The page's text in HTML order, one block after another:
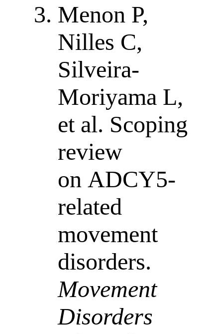
Menon P,
Nilles C,
Silveira-
Moriyama L,
et al. Scoping
review
on ADCY5-
related
movement
disorders.
Movement
Disorders